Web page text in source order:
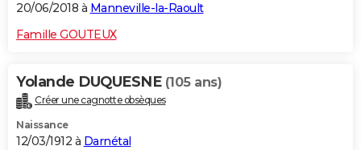
20/06/2018 à Manneville-la-Raoult
Famille GOUTEUX
Yolande DUQUESNE (105 ans)
Créer une cagnotte obsèques
Naissance
12/03/1912 à Darnétal